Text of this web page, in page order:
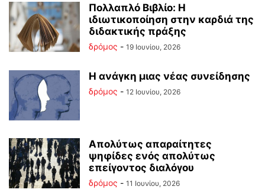
Πολλαπλό Βιβλίο: Η
ιδιωτικοποίηση στην καρδιά της
διδακτικής πράξης
δρόμος - 19 Ιουνίου, 2026
Η ανάγκη μιας νέας συνείδησης
δρόμος - 12 Ιουνίου, 2026
Απολύτως απαραίτητες
ψηφίδες ενός απολύτως
επείγοντος διαλόγου
δρόμος - 11 Ιουνίου, 2026